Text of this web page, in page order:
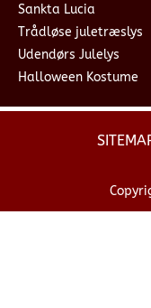
Sankta Lucia
Trådløse juletræslys
Udendørs Julelys
Halloween Kostume